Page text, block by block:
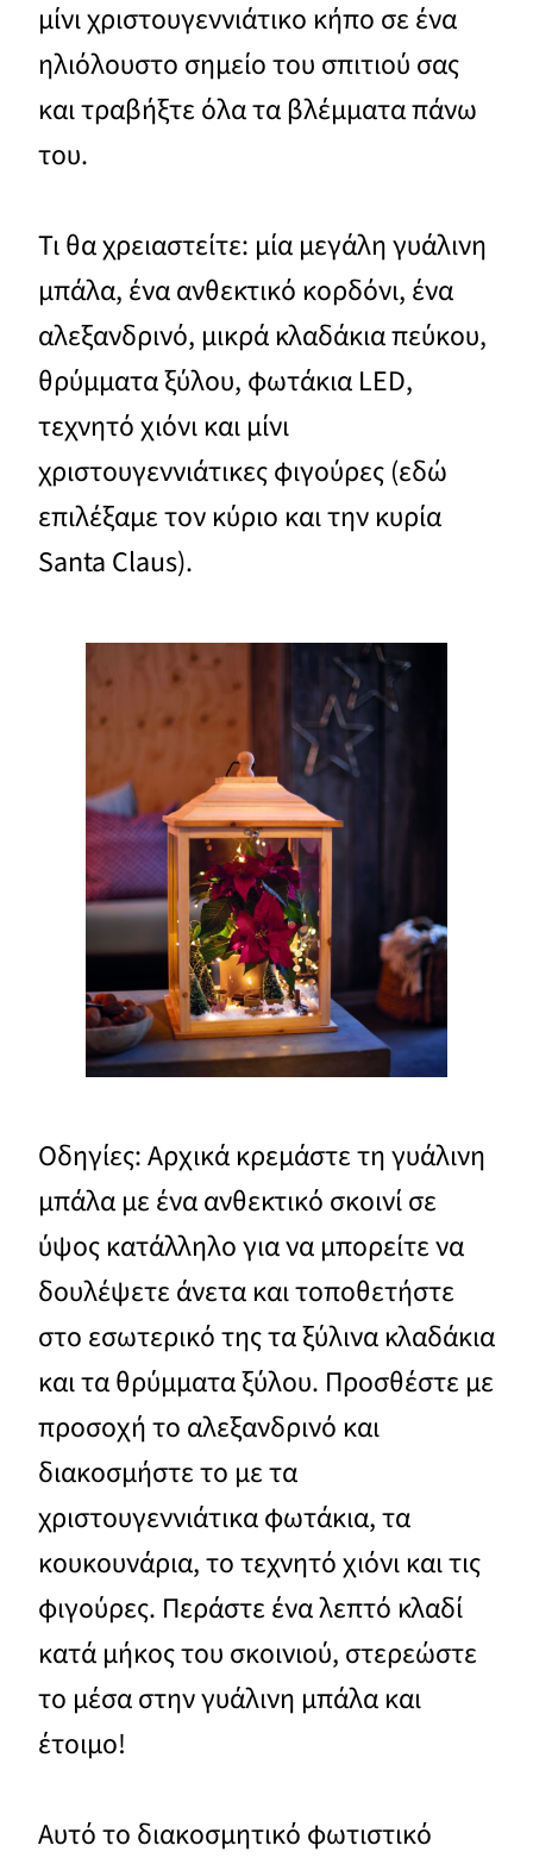
μίνι χριστουγεννιάτικο κήπο σε ένα
ηλιόλουστο σημείο του σπιτιού σας
και τραβήξτε όλα τα βλέμματα πάνω
του.
Τι θα χρειαστείτε: μία μεγάλη γυάλινη
μπάλα, ένα ανθεκτικό κορδόνι, ένα
αλεξανδρινό, μικρά κλαδάκια πεύκου,
θρύμματα ξύλου, φωτάκια LED,
τεχνητό χιόνι και μίνι
χριστουγεννιάτικες φιγούρες (εδώ
επιλέξαμε τον κύριο και την κυρία
Santa Claus).
Οδηγίες: Αρχικά κρεμάστε τη γυάλινη
μπάλα με ένα ανθεκτικό σκοινί σε
ύψος κατάλληλο για να μπορείτε να
δουλέψετε άνετα και τοποθετήστε
στο εσωτερικό της τα ξύλινα κλαδάκια
και τα θρύμματα ξύλου. Προσθέστε με
προσοχή το αλεξανδρινό και
διακοσμήστε το με τα
χριστουγεννιάτικα φωτάκια, τα
κουκουνάρια, το τεχνητό χιόνι και τις
φιγούρες. Περάστε ένα λεπτό κλαδί
κατά μήκος του σκοινιού, στερεώστε
το μέσα στην γυάλινη μπάλα και
έτοιμο!
Αυτό το διακοσμητικό φωτιστικό